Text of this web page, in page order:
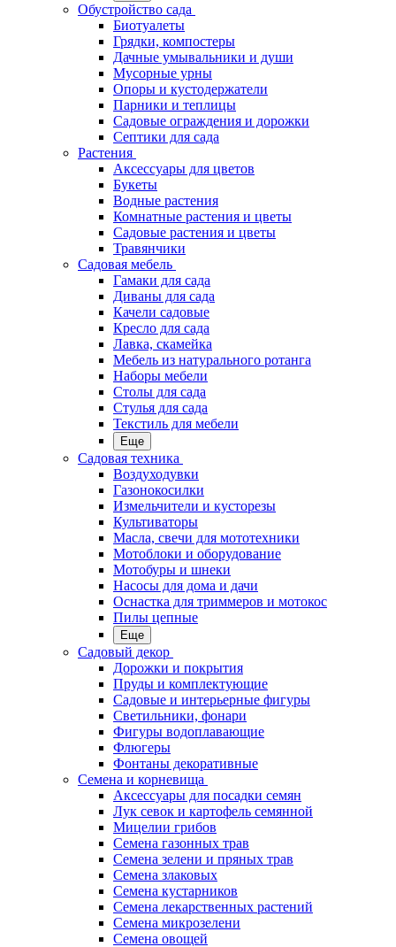
Обустройство сада
Биотуалеты
Грядки, компостеры
Дачные умывальники и души
Мусорные урны
Опоры и кустодержатели
Парники и теплицы
Садовые ограждения и дорожки
Септики для сада
Растения
Аксессуары для цветов
Букеты
Водные растения
Комнатные растения и цветы
Садовые растения и цветы
Травянчики
Садовая мебель
Гамаки для сада
Диваны для сада
Качели садовые
Кресло для сада
Лавка, скамейка
Мебель из натурального ротанга
Наборы мебели
Столы для сада
Стулья для сада
Текстиль для мебели
Еще
Садовая техника
Воздуходувки
Газонокосилки
Измельчители и кусторезы
Культиваторы
Масла, свечи для мототехники
Мотоблоки и оборудование
Мотобуры и шнеки
Насосы для дома и дачи
Оснастка для триммеров и мотокос
Пилы цепные
Еще
Садовый декор
Дорожки и покрытия
Пруды и комплектующие
Садовые и интерьерные фигуры
Светильники, фонари
Фигуры водоплавающие
Флюгеры
Фонтаны декоративные
Семена и корневища
Аксессуары для посадки семян
Лук севок и картофель семянной
Мицелии грибов
Семена газонных трав
Семена зелени и пряных трав
Семена злаковых
Семена кустарников
Семена лекарственных растений
Семена микрозелени
Семена овощей